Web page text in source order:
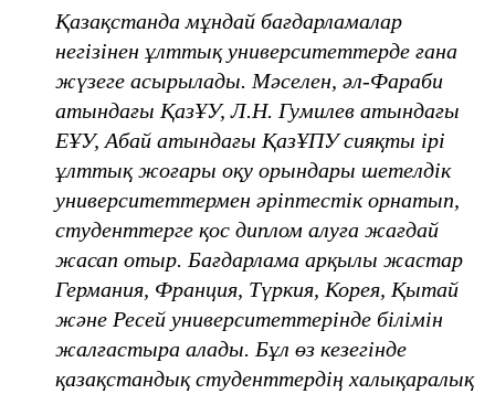
Қазақстанда мұндай бағдарламалар
негізінен ұлттық университеттерде ғана
жүзеге асырылады. Мәселен, әл-Фараби
атындағы ҚазҰУ, Л.Н. Гумилев атындағы
ЕҰУ, Абай атындағы ҚазҰПУ сияқты ірі
ұлттық жоғары оқу орындары шетелдік
университеттермен әріптестік орнатып,
студенттерге қос диплом алуға жағдай
жасап отыр. Бағдарлама арқылы жастар
Германия, Франция, Түркия, Корея, Қытай
және Ресей университеттерінде білімін
жалғастыра алады. Бұл өз кезегінде
қазақстандық студенттердің халықаралық